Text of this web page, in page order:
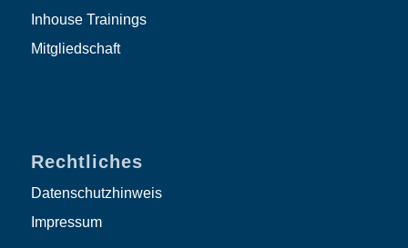
Inhouse Trainings
Mitgliedschaft
Rechtliches
Datenschutzhinweis
Impressum